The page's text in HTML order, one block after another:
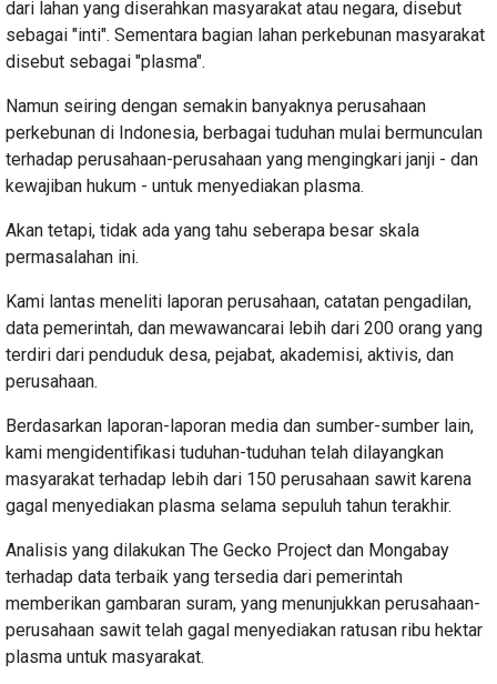
dari lahan yang diserahkan masyarakat atau negara, disebut
sebagai "inti". Sementara bagian lahan perkebunan masyarakat
disebut sebagai "plasma".
Namun seiring dengan semakin banyaknya perusahaan
perkebunan di Indonesia, berbagai tuduhan mulai bermunculan
terhadap perusahaan-perusahaan yang mengingkari janji - dan
kewajiban hukum - untuk menyediakan plasma.
Akan tetapi, tidak ada yang tahu seberapa besar skala
permasalahan ini.
Kami lantas meneliti laporan perusahaan, catatan pengadilan,
data pemerintah, dan mewawancarai lebih dari 200 orang yang
terdiri dari penduduk desa, pejabat, akademisi, aktivis, dan
perusahaan.
Berdasarkan laporan-laporan media dan sumber-sumber lain,
kami mengidentifikasi tuduhan-tuduhan telah dilayangkan
masyarakat terhadap lebih dari 150 perusahaan sawit karena
gagal menyediakan plasma selama sepuluh tahun terakhir.
Analisis yang dilakukan The Gecko Project dan Mongabay
terhadap data terbaik yang tersedia dari pemerintah
memberikan gambaran suram, yang menunjukkan perusahaan-
perusahaan sawit telah gagal menyediakan ratusan ribu hektar
plasma untuk masyarakat.